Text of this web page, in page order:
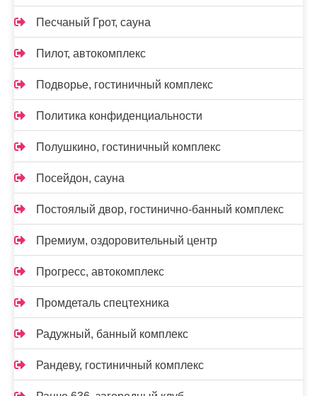
Песчаный Грот, сауна
Пилот, автокомплекс
Подворье, гостиничный комплекс
Политика конфиденциальности
Полушкино, гостиничный комплекс
Посейдон, сауна
Постоялый двор, гостинично-банный комплекс
Премиум, оздоровительный центр
Прогресс, автокомплекс
Промдеталь спецтехника
Радужный, банный комплекс
Рандеву, гостиничный комплекс